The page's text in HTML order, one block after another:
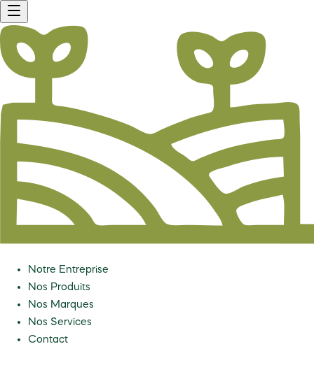
Notre Entreprise
Nos Produits
Nos Marques
Nos Services
Contact